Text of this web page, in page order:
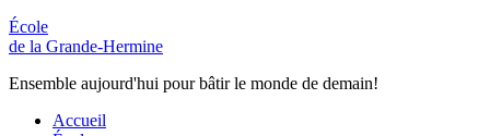
École
de la Grande-Hermine
Ensemble aujourd'hui pour bâtir le monde de demain!
Accueil